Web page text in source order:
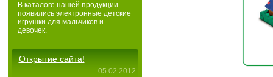
В каталоге нашей продукции
появились электронные детские
игрушки для мальчиков и
девочек.
Открытие сайта!
05.02.2012